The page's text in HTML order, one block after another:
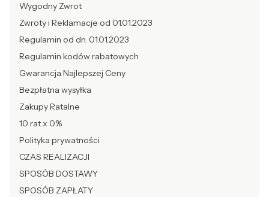
Wygodny Zwrot
Zwroty i Reklamacje od 01.01.2023
Regulamin od dn. 01.01.2023
Regulamin kodów rabatowych
Gwarancja Najlepszej Ceny
Bezpłatna wysyłka
Zakupy Ratalne
10 rat x 0%
Polityka prywatności
CZAS REALIZACJI
SPOSÓB DOSTAWY
SPOSÓB ZAPŁATY